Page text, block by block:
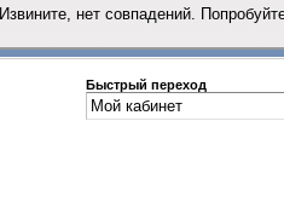
Извините, нет совпадений.
Быстрый переход